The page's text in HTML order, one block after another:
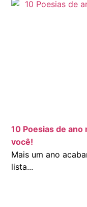
10 Poesias de
você!
Mais um ano
lista...